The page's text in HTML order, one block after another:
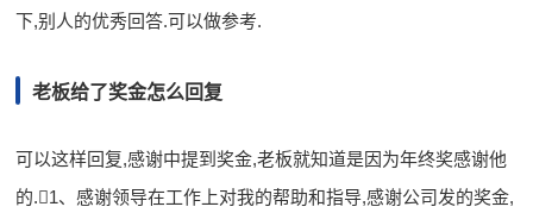
下,别人的优秀回答.可以做参考.
老板给了奖金怎么回复
可以这样回复,感谢中提到奖金,老板就知道是因为年终奖感谢他
的.1、感谢领导在工作上对我的帮助和指导,感谢公司发的奖金,